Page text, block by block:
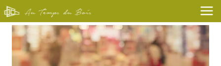
Aller
au
contenu